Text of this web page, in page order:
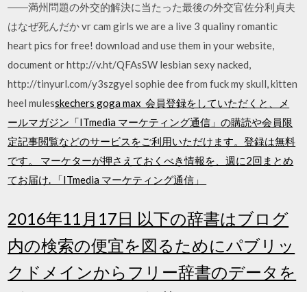
――満州問題の外交的解決に当たった最後の外交官佐分利貞夫
はなぜ死んだか vr cam girls we are a live 3 qualiny romantic
heart pics for free! download and use them in your website,
document or http://v.ht/QFAsSW lesbian sexy nacked,
http://tinyurl.com/y3szgyel sophie dee from fuck my skull, kitten
heel mulesskechers goga max 会員登録をしていただくと、メ
ールマガジン「ITmedia マーケティング通信」の購読や会員限
定記事閲覧などのサービスをご利用いただけます。登録は無料
です。 マーケターが押さえておくべき情報を、週に2回まとめ
てお届け. 「ITmedia マーケティング通信」
2016年11月17日 以下の辞書はブログ
内の検索の便宜を図るためにパブリッ
クドメインからフリー辞書のデータを